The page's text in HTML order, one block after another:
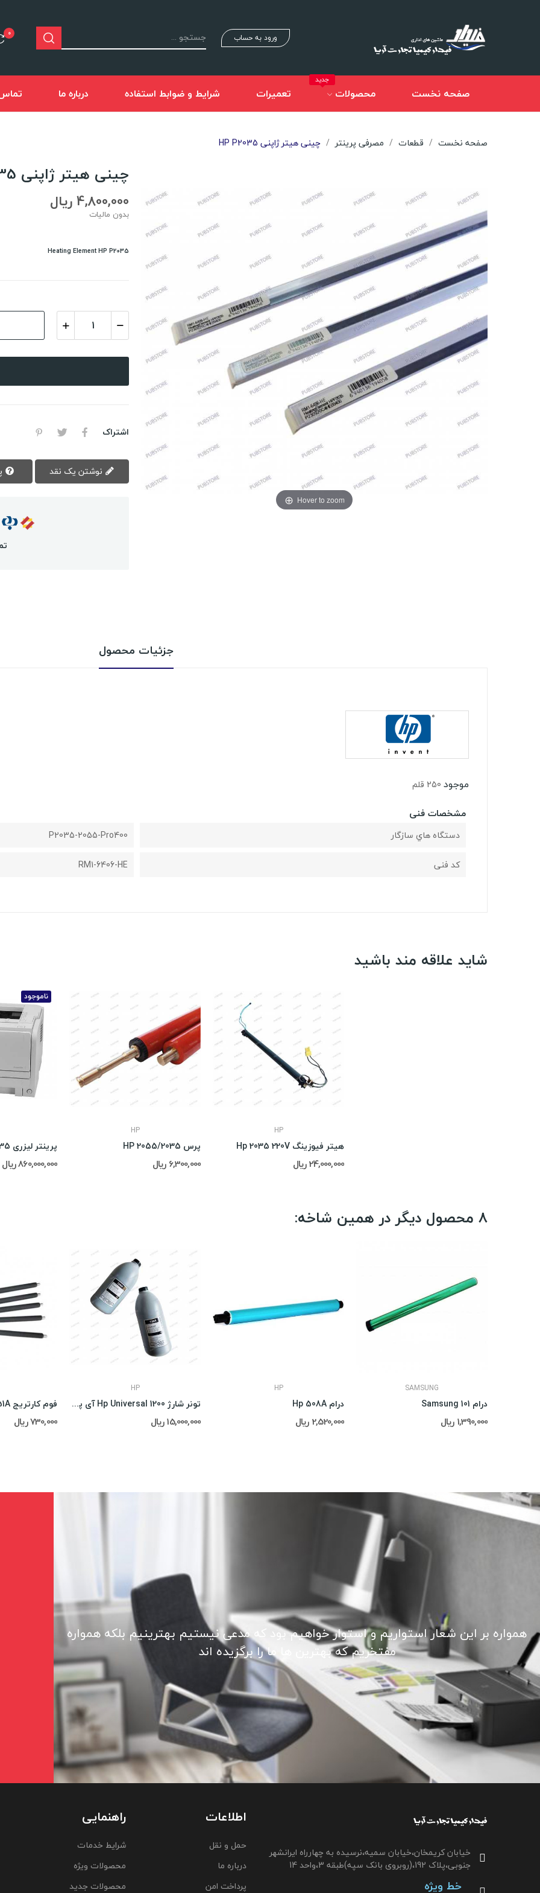
ورود به حساب 0
صفحه نخست محصولات
جدید
تعمیرات شرایط و ضوابط استفاده درباره ما
صفحه نخست قطعات مصرفی پرینتر چینی هیتر ژاپنی HP P2035
Hover to zoom
چینی هیتر ژاپنی HP P2035
4,800,000 ریال
بدون مالیات
Heating ElementHP P2035
اشتراک
جزئیات محصول
موجود 250 قلم
مشخصات فنی
دستگاه هاي سازگار
P2035-2055-Pro400
کد فنی
RM1-6406-HE
شاید علاقه مند باشید
ناموجود
پرینتر لیزری Hp LaserJet P2035
860,000,000 ریال
HP
پرس HP 2055/2035
6,300,000 ریال
HP
هیتر فیوزینگ Hp 2035 220V
24,000,000 ریال
8 محصول دیگر در همین شاخه:
فوم کارتریج Hp P3015-51A
730,000 ریال
HP
تونر شارژ Hp Universal 1200 آی پلاس
15,000,000 ریال
HP
درام Hp 508A
2,520,000 ریال
SAMSUNG
درام Samsung 101
1,390,000 ریال
همواره بر این شعار استواریم و استوار خواهیم بود که مدعی نیستیم بهترینیم بلکه همواره
مفتخریم که بهترین ها ما را برگزیده اند
خیابان کریمخان،خیابان سمیه،نرسیده به چهارراه ایرانشهر
جنوبی،پلاک 192،(روبروی بانک سپه)طبقه 3،واحد 14
خط ویژه
اطلاعات
حمل و نقل
درباره ما
پرداخت امن
راهنمایی
شرایط خدمات
محصولات ویژه
محصولات جدید